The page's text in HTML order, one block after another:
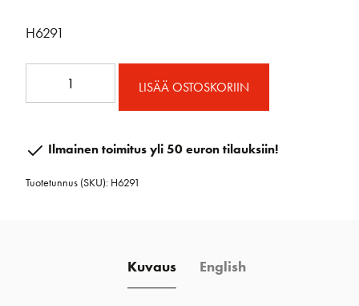
H6291
Hunsvotilla
LISÄÄ OSTOSKORIIN
Ilmainen toimitus yli 50 euron tilauksiin!
Tuotetunnus (SKU): H6291
Kuvaus English